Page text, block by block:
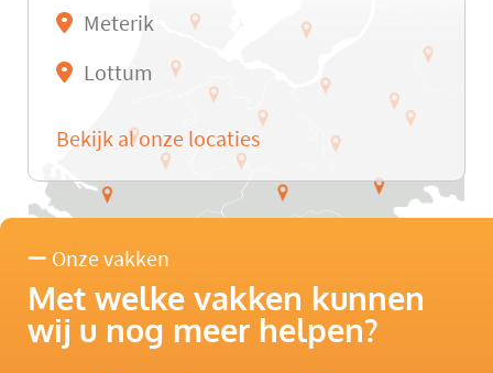
Meterik
Lottum
Bekijk al onze locaties
Onze vakken
Met welke vakken kunnen
wij u nog meer helpen?